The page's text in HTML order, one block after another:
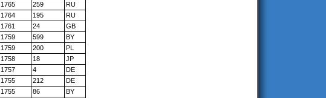
1765 259
RU
1764 195
RU
1761 24
GB
1759 599
BY
1759 200
PL
1758 18
JP
1757 4
DE
1755 212
DE
1755 86
BY